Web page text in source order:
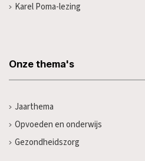
Karel Poma-lezing
Onze thema's
Jaarthema
Opvoeden en onderwijs
Gezondheidszorg